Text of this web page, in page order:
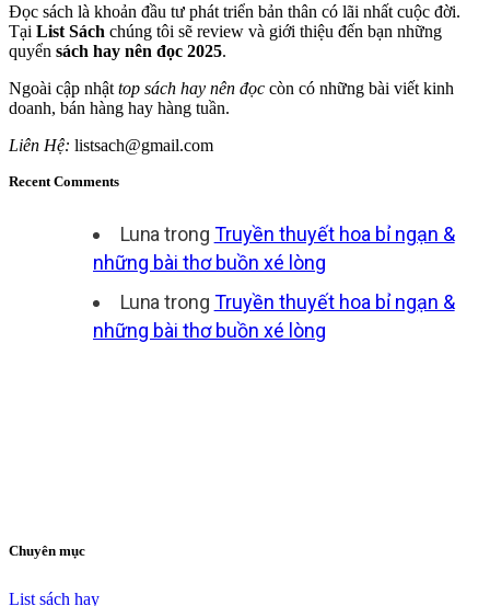
Đọc sách là khoản đầu tư phát triển bản thân có lãi nhất cuộc đời.
Tại List Sách chúng tôi sẽ review và giới thiệu đến bạn những
quyển sách hay nên đọc 2025.
Ngoài cập nhật top sách hay nên đọc còn có những bài viết kinh
doanh, bán hàng hay hàng tuần.
Liên Hệ: listsach@gmail.com
Recent Comments
Lunatrong Truyền thuyết hoa bỉ ngạn &
những bài thơ buồn xé lòng
Lunatrong Truyền thuyết hoa bỉ ngạn &
những bài thơ buồn xé lòng
Chuyên mục
List sách hay